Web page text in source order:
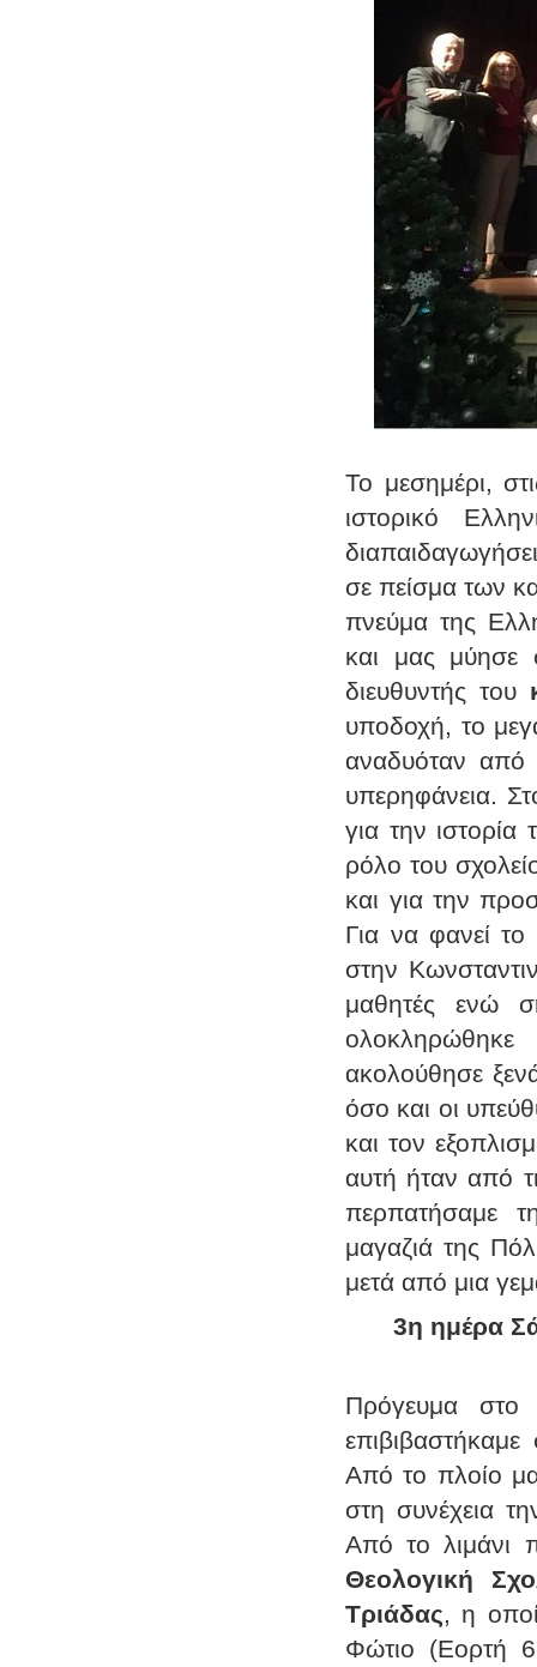
Το μεσημέρι,
ιστορικό
σε πείσμα των
πνεύμα της
και μας μύησε
διευθυντής του
υποδοχή, το
αναδυόταν από
υπερηφάνεια.
για την ιστορία
ρόλο του
και για την
Για να φανεί το
στην
μαθητές ενώ
ολοκληρώθηκε
ακολούθησε
όσο και οι
και τον
αυτή ήταν από
περπατήσαμε
μαγαζιά της
μετά από μια
3η ημέρα
Πρόγευμα στο
Από το πλοίο
στη συνέχεια
Από το λιμάνι
Θεολογική
Τριάδας, η
Φώτιο (Εορτή